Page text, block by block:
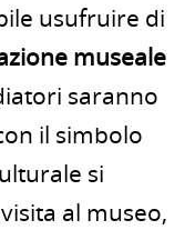
usufruire di
museale
saranno
il simbolo
si
al museo,